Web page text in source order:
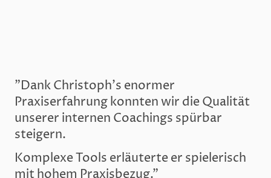
"Dank Christoph's enormer
Praxiserfahrung konnten wir die Qualität
unserer internen Coachings spürbar
steigern.
Komplexe Tools erläuterte er spielerisch
mit hohem Praxisbezug."